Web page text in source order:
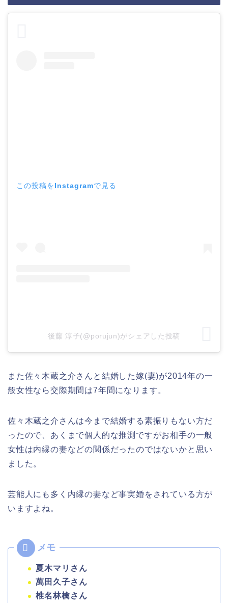
この投稿をInstagramで見る
後藤 淳子(@porujun)がシェアした投稿
また佐々木蔵之介さんと結婚した嫁(妻)が2014年の一
般女性なら交際期間は7年間になります。
佐々木蔵之介さんは今まで結婚する素振りもない方だ
ったので、あくまで個人的な推測ですがお相手の一般
女性は内縁の妻などの関係だったのではないかと思い
ました。
芸能人にも多く内縁の妻など事実婚をされている方が
いますよね。
夏木マリさん
萬田久子さん
椎名林檎さん